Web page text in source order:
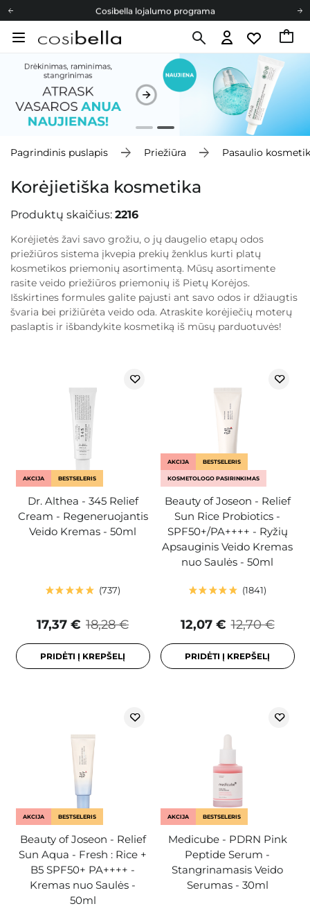
Cosibella lojalumo programa
Nemokamas pristatymas nuo 40,00 €
Cosibella lojalumo programa
Nemokamas pristatymas nuo 40,00 €
Dovanų Kortelės
Pagrindinis puslapis Priežiūra Pasaulio
Korėjietiška kosmetika
Produktų skaičius: 2216
Korėjietės žavi savo grožiu, o jų daugelio etapų odos
priežiūros sistema įkvepia prekių ženklus kurti platų
kosmetikos priemonių asortimentą. Mūsų asortimente
rasite veido priežiūros priemonių iš Pietų Korėjos.
Išskirtines formules galite pajusti ant savo odos ir džiaugtis
švaria bei prižiūrėta veido oda. Atraskite korėjiečių moterų
paslaptis ir išbandykite kosmetiką iš mūsų parduotuvės!
AKCIJA BESTSELERIS
Dr. Althea - 345 Relief
Cream - Regeneruojantis
Veido Kremas - 50ml
737
18,28 €
17,37 €
PRIDĖTI Į KREPŠELĮ
AKCIJA BESTSELERIS
KOSMETOLOGO PASIRINKIMAS
Beauty of Joseon - Relief
Sun Rice Probiotics -
SPF50+/PA++++ - Ryžių
Apsauginis Veido Kremas
nuo Saulės - 50ml
1841
12,70 €
12,07 €
PRIDĖTI Į KREPŠELĮ
AKCIJA BESTSELERIS
Beauty of Joseon - Relief
Sun Aqua - Fresh : Rice +
B5 SPF50+ PA++++ -
Kremas nuo Saulės -
50ml
AKCIJA BESTSELERIS
Medicube - PDRN Pink
Peptide Serum -
Stangrinamasis Veido
Serumas - 30ml